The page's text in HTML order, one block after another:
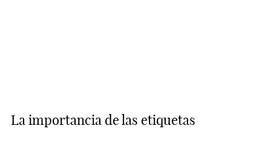
La importancia de las etiquetas